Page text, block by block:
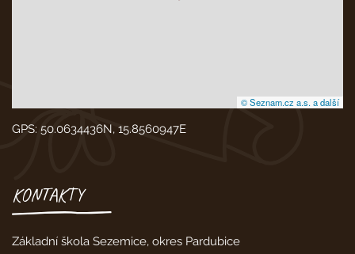
© Seznam.cz a.s. a další
GPS: 50.0634436N, 15.8560947E
KONTAKTY
Základní škola Sezemice, okres Pardubice